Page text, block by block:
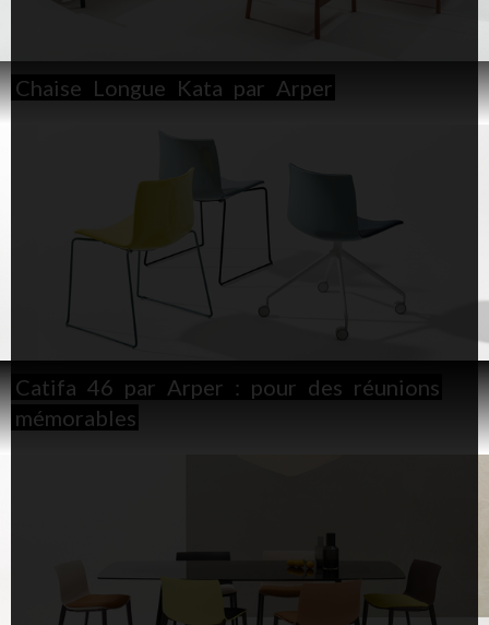
Chaise Longue Kata par Arper
Catifa 46 par Arper : pour des réunions
mémorables